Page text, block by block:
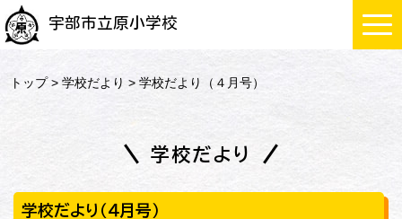
宇部市立原小学校
トップ>学校だより > 学校だより（４月号）
学校だより
学校だより（４月号）